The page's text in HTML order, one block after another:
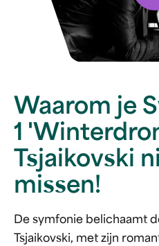
Waarom je
1
Tsjaikovski
missen!
De symfonie belichaamt
Tsjaikovski, met zijn